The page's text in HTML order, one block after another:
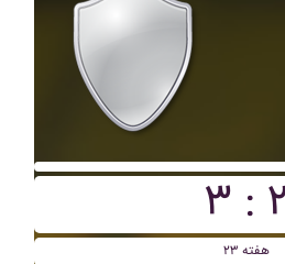
: ۲
هفته ۲۳